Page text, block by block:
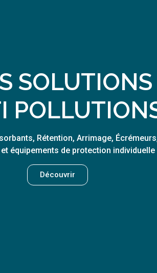
SOLUTIONS
Rétention, Arrimage,
équipements de protection individuelle
Découvrir